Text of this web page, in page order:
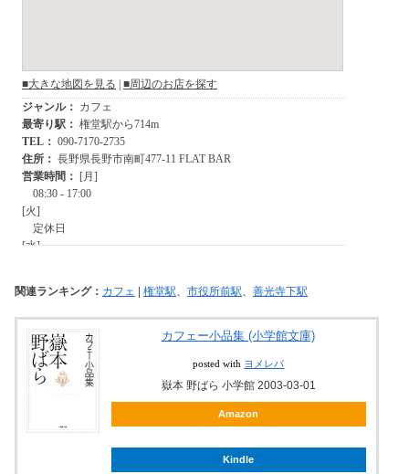
関連ランキング： カフェ 権堂駅、 市役所前駅、 善光寺下駅
カフェー小品集 (小学館文庫)
posted with ヨメレバ
嶽本 野ばら 小学館 2003-03-01
Amazon
Kindle